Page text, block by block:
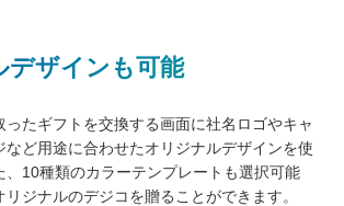
デザインも可能
ったギフトを交換する画面に社名ロゴやキャ
など用途に合わせたオリジナルデザインを使
、10種類のカラーテンプレートも選択可能
ジナルのデジコを贈ることができます。